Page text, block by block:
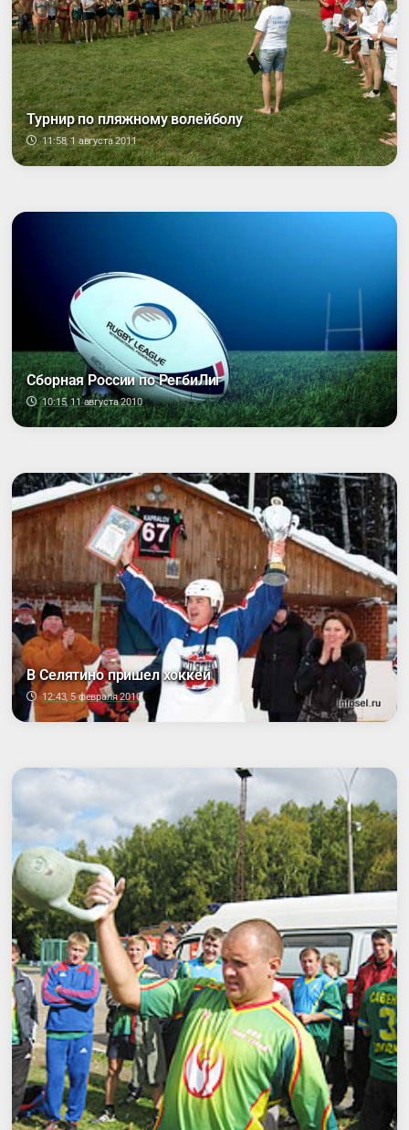
Турнир по пляжному волейболу
11:58, 1 августа 2011
Сборная России по РегбиЛиг
10:15, 11 августа 2010
В Селятино пришел хоккей
12:43, 5 февраля 2010